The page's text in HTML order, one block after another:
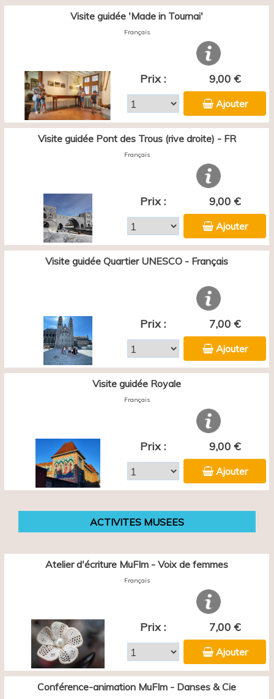
Visite guidée 'Made in Tournai'
Français
Prix : 9,00 €
Ajouter
Visite guidée Pont des Trous (rive droite) - FR
Français
Prix : 9,00 €
Ajouter
Visite guidée Quartier UNESCO - Français
Prix : 7,00 €
Ajouter
Visite guidée Royale
Français
Prix : 9,00 €
Ajouter
ACTIVITES MUSEES
Atelier d'écriture MuFIm - Voix de femmes
Français
Prix : 7,00 €
Ajouter
Conférence-animation MuFIm - Danses & Cie